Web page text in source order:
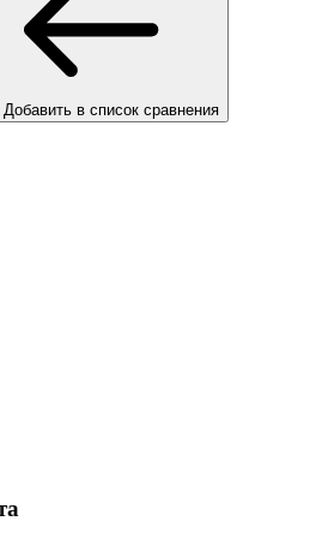
Добавить в список сравнения